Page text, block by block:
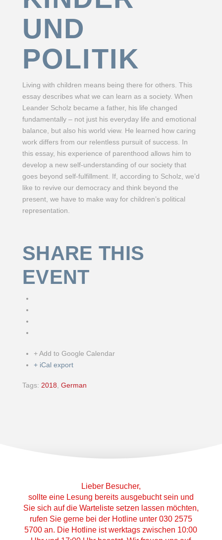
UND
POLITIK
Living with children means being there for others. This
essay describes what we can learn as a society. When
Leander Scholz became a father, his life changed
fundamentally – not just his everyday life and emotional
balance, but also his world view. He learned how caring
work differs from our relentless pursuit of success. In
this essay, his experience of parenthood allows him to
develop a new self-understanding of our society that
goes beyond self-fulfillment. If, according to Scholz, we’d
like to revive our democracy and think beyond the
present, we have to make way for children’s political
representation.
SHARE THIS
EVENT
+ Add to Google Calendar
+ iCal export
Tags: 2018 German
Lieber Besucher,
sollte eine Lesung bereits ausgebucht sein und
Sie sich auf die Warteliste setzen lassen möchten,
rufen Sie gerne bei der Hotline unter 030 2575
5700 an. Die Hotline ist werktags zwischen 10:00